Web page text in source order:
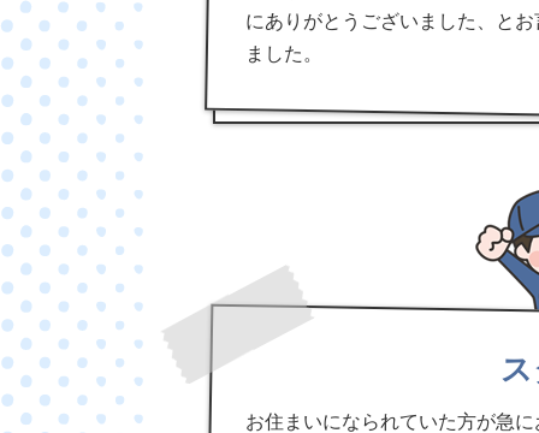
にありがとうございました、と
ました。
お住まいになられていた方が急